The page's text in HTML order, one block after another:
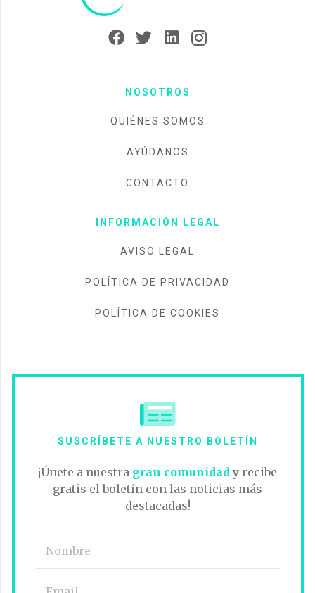
NOSOTROS
QUIÉNES SOMOS
AYÚDANOS
CONTACTO
INFORMACIÓN LEGAL
AVISO LEGAL
POLÍTICA DE PRIVACIDAD
POLÍTICA DE COOKIES
SUSCRÍBETE A NUESTRO BOLETÍN
¡Únete a nuestra gran comunidad y recibe
gratis el boletín con las noticias más
destacadas!